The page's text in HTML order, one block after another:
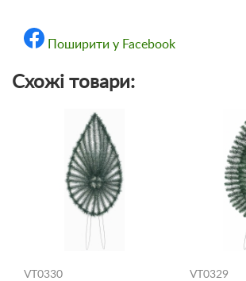
Поширити у Facebook
Схожі товари:
VT0330 VT0329